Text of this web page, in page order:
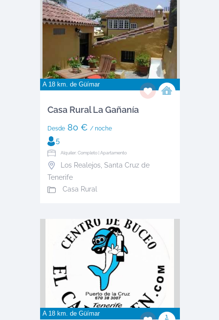
A 18 km. de Güímar
Casa Rural La Gañanía
Desde80 € / noche
5
Alquiler: Completo | Apartamento
Los Realejos, Santa Cruz de
Tenerife
Casa Rural
A 18 km. de Güímar